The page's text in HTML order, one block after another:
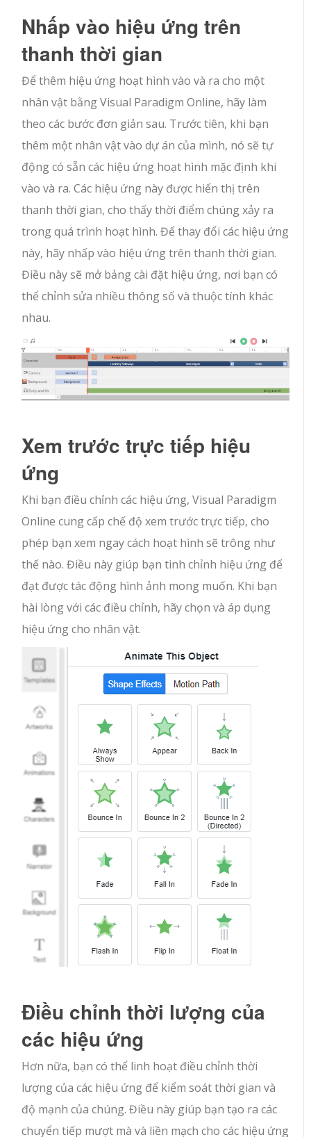
Nhấp vào hiệu ứng trên
thanh thời gian
Để thêm hiệu ứng hoạt hình vào và ra cho một
nhân vật bằng Visual Paradigm Online, hãy làm
theo các bước đơn giản sau. Trước tiên, khi bạn
thêm một nhân vật vào dự án của mình, nó sẽ tự
động có sẵn các hiệu ứng hoạt hình mặc định khi
vào và ra. Các hiệu ứng này được hiển thị trên
thanh thời gian, cho thấy thời điểm chúng xảy ra
trong quá trình hoạt hình. Để thay đổi các hiệu ứng
này, hãy nhấp vào hiệu ứng trên thanh thời gian.
Điều này sẽ mở bảng cài đặt hiệu ứng, nơi bạn có
thể chỉnh sửa nhiều thông số và thuộc tính khác
nhau.
Xem trước trực tiếp hiệu
ứng
Khi bạn điều chỉnh các hiệu ứng, Visual Paradigm
Online cung cấp chế độ xem trước trực tiếp, cho
phép bạn xem ngay cách hoạt hình sẽ trông như
thế nào. Điều này giúp bạn tinh chỉnh hiệu ứng để
đạt được tác động hình ảnh mong muốn. Khi bạn
hài lòng với các điều chỉnh, hãy chọn và áp dụng
hiệu ứng cho nhân vật.
Điều chỉnh thời lượng của
các hiệu ứng
Hơn nữa, bạn có thể linh hoạt điều chỉnh thời
lượng của các hiệu ứng để kiểm soát thời gian và
độ mạnh của chúng. Điều này giúp bạn tạo ra các
chuyển tiếp mượt mà và liền mạch cho các hiệu ứng